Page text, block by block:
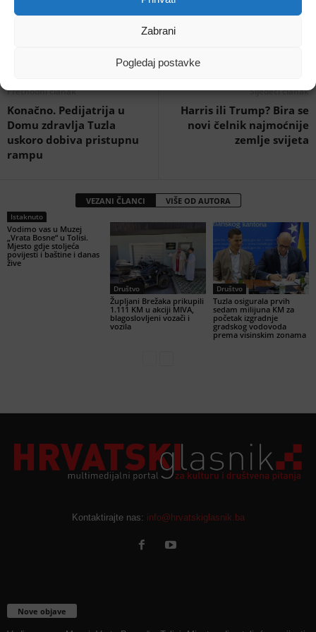
Zabrani
Pogledaj postavke
Prethodni članak
Konačno. Pedijatrija u
Domu zdravlja Tuzla
uskoro dobiva pristupnu
rampu
Sljedeći članak
Harris ili Trump? Bira se
novi čelnik najmoćnije
zemlje svijeta
VEZANI ČLANCI VIŠE OD AUTORA
Istaknuto
Vodimo vas u Muzej
„Vrata Bosne“ u Tolisi.
Mjesto gdje stoljeća
povijesti i baštine i danas
žive
Društvo
Župljani Brežaka prikupili
1.111 KM u akciji MIVA,
blagoslovljeni vozači i
vozila
Društvo
Tuzla osigurala prvih
sedam milijuna KM za
početak izgradnje
gradskog vodovoda
prema visinskim zonama
Kontaktirajte nas: info@hrvatskiglasnik.ba
Nove objave